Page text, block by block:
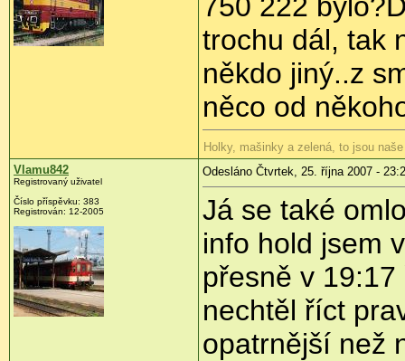
trochu dál, tak
někdo jiný..z
něco od
Holky, mašinky a zelená, to jsou
Vlamu842
Registrovaný uživatel
Číslo příspěvku: 383
Registrován: 12-2005
Odesláno Čtvrtek, 25. října 2007 -
Já se také
info hold jsem
přesně v
nechtěl říct
opatrnější než